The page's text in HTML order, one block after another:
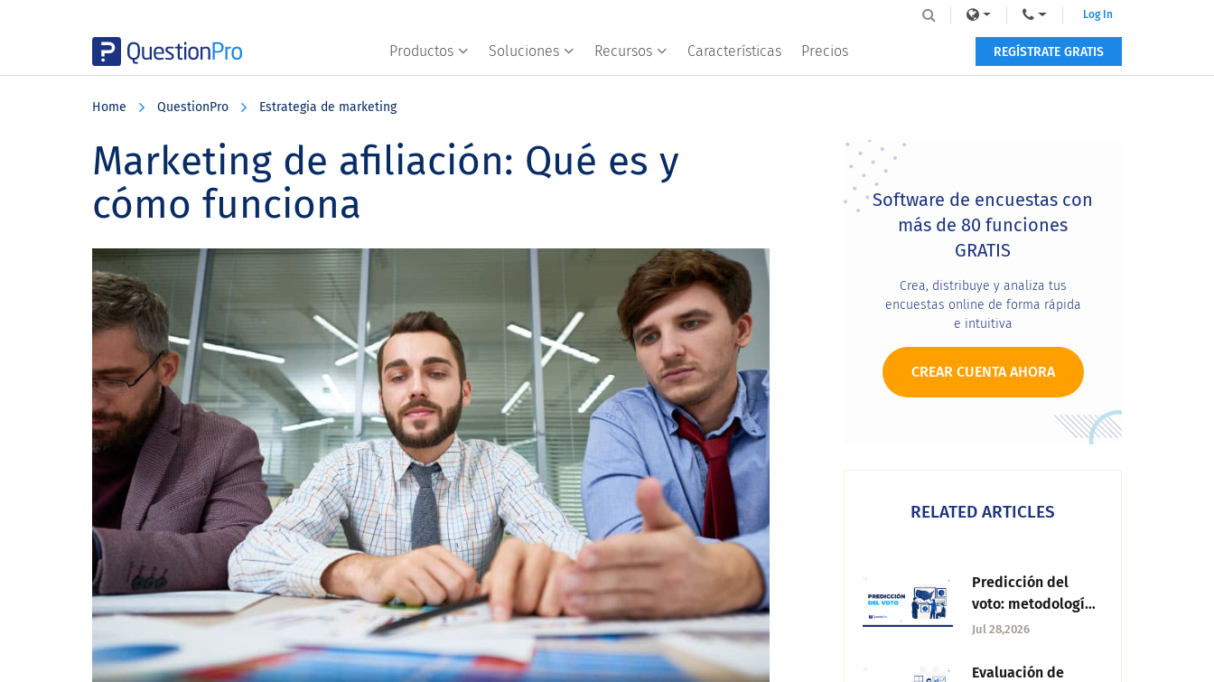
Productos Soluciones Recursos Características Precios
Log In
REGÍSTRATE GRATIS
Home QuestionPro Estrategia de marketing
Marketing de afiliación: Qué es y
cómo funciona
Primary
Sidebar
Software de encuestas con
más de 80 funciones
GRATIS
Crea, distribuye y analiza tus
encuestas online de forma rápida
e intuitiva
CREAR CUENTA AHORA
RELATED ARTICLES
Predicción del
voto: metodología,
herramientas y
Jul 28,2026
Evaluación de